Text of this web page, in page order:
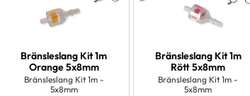
Bränsleslang Kit 1m
Orange 5x8mm
Bränsleslang Kit 1m -
5x8mm
Bränsleslang Kit 1m
Rött 5x8mm
Bränsleslang Kit 1m -
5x8mm